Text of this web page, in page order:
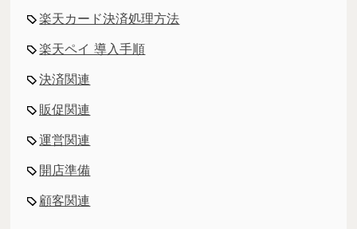
楽天カード決済処理方法
楽天ペイ 導入手順
決済関連
販促関連
運営関連
開店準備
顧客関連